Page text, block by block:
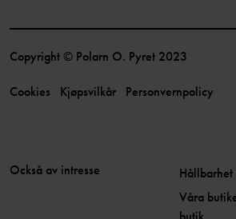
Copyright © Polarn O. Pyret 2023
Cookies Kjøpsvilkår Personvernpolicy
Också av intresse
Hållbarhet
Våra